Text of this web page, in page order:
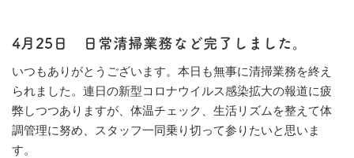
4月25日 日常清掃業務など完了しました。
いつもありがとうございます。本日も無事に清掃業務を終え
られました。連日の新型コロナウイルス感染拡大の報道に疲
弊しつつありますが、体温チェック、生活リズムを整えて体
調管理に努め、スタッフ一同乗り切って参りたいと思いま
す。